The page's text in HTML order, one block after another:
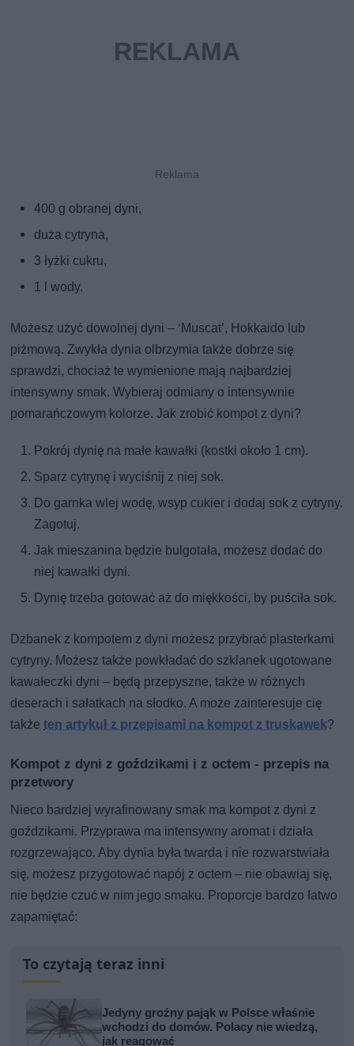
400 g obranej dyni,
duża cytryna,
3 łyżki cukru,
1 l wody.
Możesz użyć dowolnej dyni – ‘Muscat’, Hokkaido lub
piżmową. Zwykła dynia olbrzymia także dobrze się
sprawdzi, chociaż te wymienione mają najbardziej
intensywny smak. Wybieraj odmiany o intensywnie
pomarańczowym kolorze. Jak zrobić kompot z dyni?
Pokrój dynię na małe kawałki (kostki około 1 cm).
Sparz cytrynę i wyciśnij z niej sok.
Do garnka wlej wodę, wsyp cukier i dodaj sok z cytryny.
Zagotuj.
Jak mieszanina będzie bulgotała, możesz dodać do
niej kawałki dyni.
Dynię trzeba gotować aż do miękkości, by puściła sok.
Dzbanek z kompotem z dyni możesz przybrać plasterkami
cytryny. Możesz także powkładać do szklanek ugotowane
kawałeczki dyni – będą przepyszne, także w różnych
deserach i sałatkach na słodko. A może zainteresuje cię
takżeten artykuł z przepisami na kompot z truskawek?
Kompot z dyni z goździkami i z octem - przepis na
przetwory
Nieco bardziej wyrafinowany smak ma kompot z dyni z
goździkami. Przyprawa ma intensywny aromat i działa
rozgrzewająco. Aby dynia była twarda i nie rozwarstwiała
się, możesz przygotować napój z octem – nie obawiaj się,
nie będzie czuć w nim jego smaku. Proporcje bardzo łatwo
zapamiętać:
To czytają teraz inni
Jedyny groźny pająk w Polsce właśnie
wchodzi do domów. Polacy nie wiedzą,
jak reagować